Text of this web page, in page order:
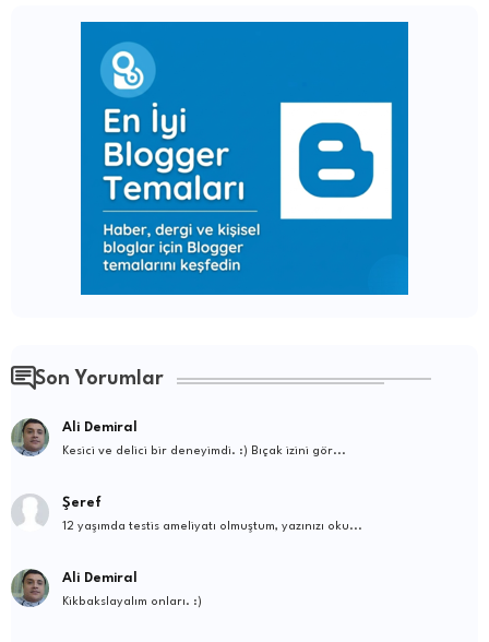
Son Yorumlar
Ali Demiral
Kesici ve delici bir deneyimdi. :) Bıçak izini gör...
Şeref
12 yaşımda testis ameliyatı olmuştum, yazınızı oku...
Ali Demiral
Kikbakslayalım onları. :)